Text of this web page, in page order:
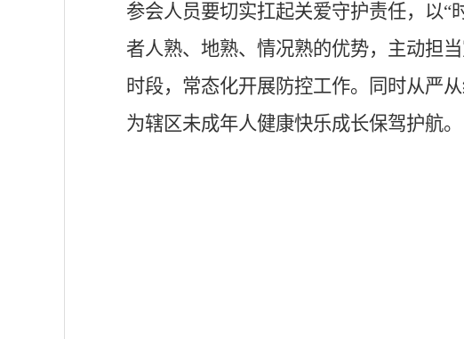
参会人员要切实扛起关爱守护责任，以“
者人熟、地熟、情况熟的优势，主动担
时段，常态化开展防控工作。同时从严
为辖区未成年人健康快乐成长保驾护航。